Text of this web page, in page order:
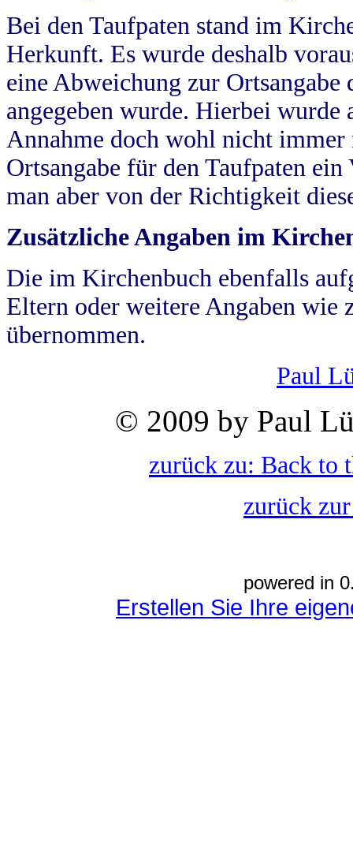
Bei den Taufpaten stand im
Herkunft. Es wurde deshalb
eine Abweichung zur
angegeben wurde. Hierbei wurde
Annahme doch wohl nicht
Ortsangabe für den Taufpaten
man aber von der Richtigkeit
Zusätzliche Angaben im
Die im Kirchenbuch ebenfalls
Eltern oder weitere Angaben wie
übernommen.
Paul
© 2009 by Paul
zurück zu: Back to
zurück
powered in
Erstellen Sie Ihre